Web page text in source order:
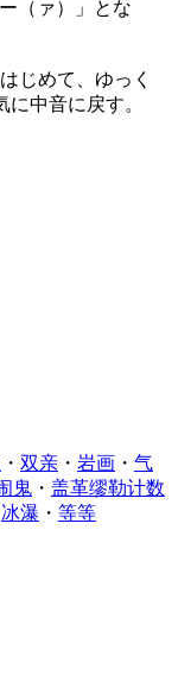
（ァ）」とな
じめて、ゆっく
中音に戻す。
・ 双亲 ・ 岩画 ・ 气
鬼 ・ 盖革缪勒计数
冰瀑 ・ 等等